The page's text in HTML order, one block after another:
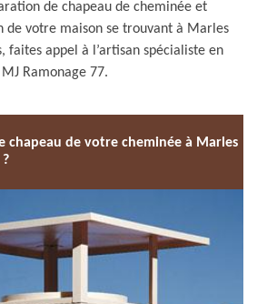
de chapeau de cheminée et
votre maison se trouvant à Marles
faites appel à l’artisan spécialiste en
Ramonage 77.
chapeau de votre cheminée à Marles